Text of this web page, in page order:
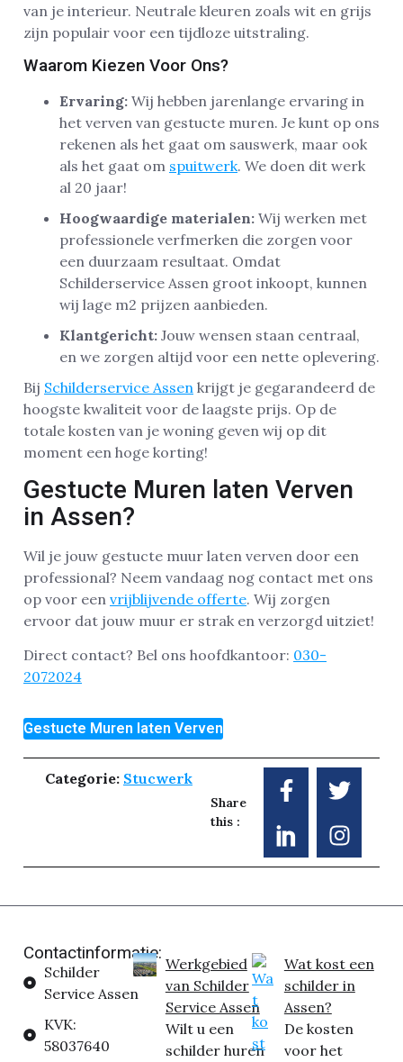
van je interieur. Neutrale kleuren zoals wit en grijs
zijn populair voor een tijdloze uitstraling.
Waarom Kiezen Voor Ons?
Ervaring: Wij hebben jarenlange ervaring in
het verven van gestucte muren. Je kunt op ons
rekenen als het gaat om sauswerk, maar ook
als het gaat om spuitwerk. We doen dit werk
al 20 jaar!
Hoogwaardige materialen: Wij werken met
professionele verfmerken die zorgen voor
een duurzaam resultaat. Omdat
Schilderservice Assen groot inkoopt, kunnen
wij lage m2 prijzen aanbieden.
Klantgericht: Jouw wensen staan centraal,
en we zorgen altijd voor een nette oplevering.
Bij Schilderservice Assen krijgt je gegarandeerd de
hoogste kwaliteit voor de laagste prijs. Op de
totale kosten van je woning geven wij op dit
moment een hoge korting!
Gestucte Muren laten Verven
in Assen?
Wil je jouw gestucte muur laten verven door een
professional? Neem vandaag nog contact met ons
op voor een vrijblijvende offerte. Wij zorgen
ervoor dat jouw muur er strak en verzorgd uitziet!
Direct contact? Bel ons hoofdkantoor: 030-
2072024
Gestucte Muren laten Verven
Categorie: Stucwerk
Share
this :
Contactinformatie:
Schilder
Service Assen
KVK:
58037640
Werkgebied
van Schilder
Service Assen
Wilt u een
schilder huren
Wat kost een
schilder in
Assen?
De kosten
voor het